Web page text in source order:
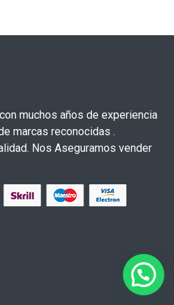
muchos años de experiencia
marcas reconocidas .
Nos Aseguramos vender